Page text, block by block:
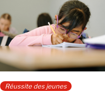
Réussite des jeunes